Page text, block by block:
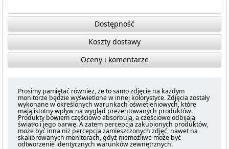
Dostępność
Koszty dostawy
Oceny i komentarze
Prosimy pamiętać również, że to samo zdjęcie na każdym
monitorze będzie wyświetlone w innej kolorystyce. Zdjęcia zostały
wykonane w określonych warunkach oświetleniowych, które
mają istotny wpływ na wygląd prezentowanych produktów.
Produkty bowiem częściowo absorbują, a częściowo odbijają
światło i jego barwę. A zatem percepcja zakupionych produktów,
może być inna niż percepcja zamieszczonych zdjęć, nawet na
skalibrowanych monitorach, gdyż niemożliwe może być
odtworzenie identycznych warunków zewnętrznych.